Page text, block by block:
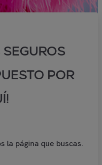
POR
la página que buscas.